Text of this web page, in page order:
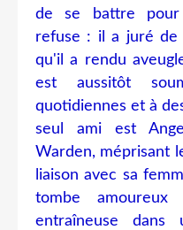
de se battre pour
refuse : il a juré de
qu'il a rendu
est aussitôt
quotidiennes et à
seul ami est
Warden, méprisant
liaison avec sa
tombe
entraîneuse dans